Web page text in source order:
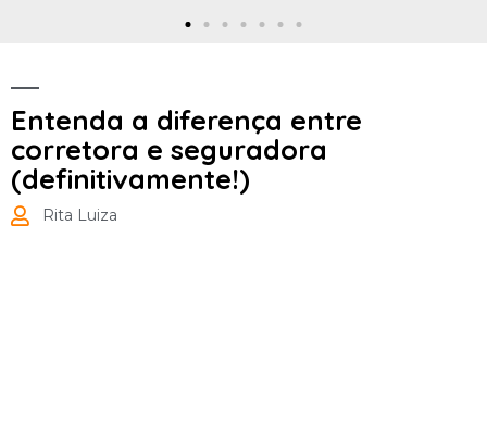
Entenda a diferença entre
corretora e seguradora
(definitivamente!)
Rita Luiza